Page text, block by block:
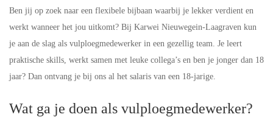
Ben jij op zoek naar een flexibele bijbaan waarbij je lekker verdient en
werkt wanneer het jou uitkomt? Bij Karwei Nieuwegein-Laagraven kun
je aan de slag als vulploegmedewerker in een gezellig team. Je leert
praktische skills, werkt samen met leuke collega’s en ben je jonger dan 18
jaar? Dan ontvang je bij ons al het salaris van een 18-jarige.
Wat ga je doen als vulploegmedewerker?